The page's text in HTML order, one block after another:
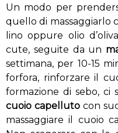
Un modo per
quello di massaggiarlo
lino oppure olio
cute, seguite da un
settimana, per 10-15
forfora, rinforzare il
formazione di sebo, ci
cuoio capelluto con
massaggiare il cuoio